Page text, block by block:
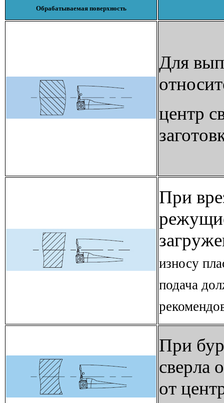
Обрабатываемая поверхность
Для
центр
При
износу
подача
При
сверла
от